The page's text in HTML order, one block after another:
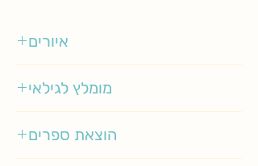
איורים
מומלץ לגילאי
הוצאת ספרים